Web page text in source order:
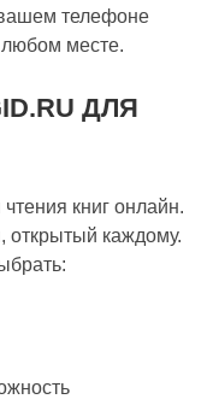
телефоне
месте.
ДЛЯ
книг онлайн.
открытый каждому.